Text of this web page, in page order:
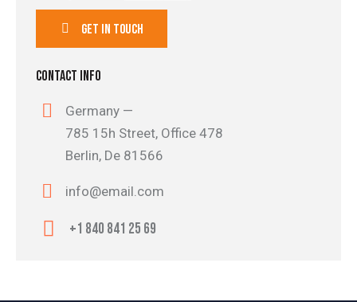
CONTACT INFO
Germany —
785 15h Street, Office 478
Berlin, De 81566
info@email.com
+1 840 841 25 69